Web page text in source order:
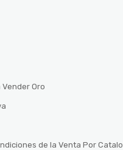
Oro
de la Venta Por